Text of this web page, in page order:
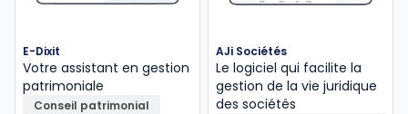
E-Dixit
Votre assistant en gestion
patrimoniale
Conseil patrimonial
AJi Sociétés
Le logiciel qui facilite la
gestion de la vie juridique
des sociétés